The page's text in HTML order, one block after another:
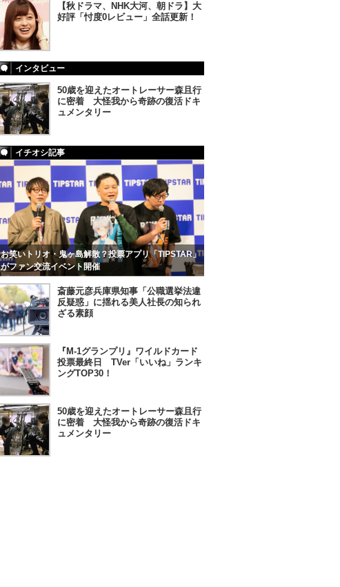
【秋ドラマ、NHK大河、朝ドラ】大
好評「忖度0レビュー」全話更新！
インタビュー
50歳を迎えたオートレーサー森且行
に密着 大怪我から奇跡の復活ドキ
ュメンタリー
イチオシ記事
お笑いトリオ・鬼ヶ島解散？投票アプリ「TIPSTAR」
がファン交流イベント開催
斎藤元彦兵庫県知事「公職選挙法違
反疑惑」に揺れる美人社長の知られ
ざる素顔
『M-1グランプリ』ワイルドカード
投票最終日 TVer「いいね」ランキ
ングTOP30！
50歳を迎えたオートレーサー森且行
に密着 大怪我から奇跡の復活ドキ
ュメンタリー